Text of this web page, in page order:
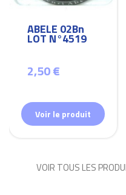
ABELE 02Bn
LOT N°4519
2,50 €
Voir le produit
VOIR TOUS LES